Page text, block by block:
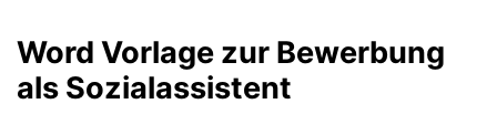
Word Vorlage zur Bewerbung
als Sozialassistent